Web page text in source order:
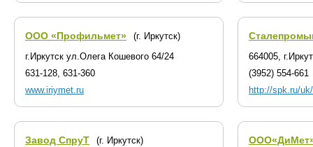
ООО «Профильмет»
(г. Иркутск)
г.Иркутск ул.Олега Кошевого 64/24
631-128, 631-360
www.iriymet.ru
664005,
(3952) 554-661
http://spk.ru/
Завод СпруТ
(г. Иркутск)